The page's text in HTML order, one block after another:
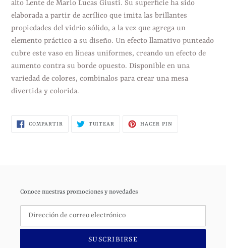
a
tu
carrito
de
compra
alto Lente de Mario Lucas Giusti. Su superficie ha sido
elaborada a partir de acrílico que imita las brillantes
propiedades del vidrio sólido, a la vez que agrega un
elemento práctico a su diseño. Un efecto llamativo punteado
cubre este vaso en líneas uniformes, creando un efecto de
aumento contra su borde opuesto. Disponible en una
variedad de colores, combinalos para crear una mesa
divertida y colorida.
COMPARTIR COMPARTIRTUITEAR TUITEARHACER PINPINEAR
Conoce nuestras promociones y novedades
SUSCRIBIRSE